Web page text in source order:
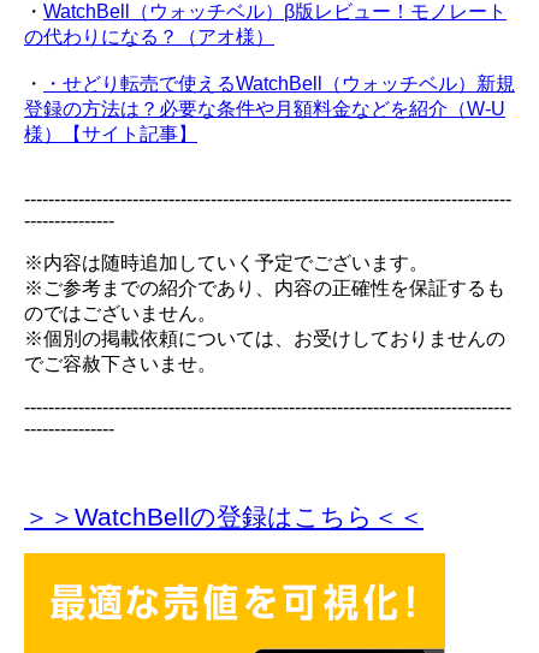
・ WatchBell（ウォッチベル）β版レビュー！モノレート
の代わりになる？（アオ様）
・
・せどり転売で使えるWatchBell（ウォッチベル）新規
登録の方法は？必要な条件や月額料金などを紹介（W-U
様）【サイト記事】
---------------------------------------------------------------------------------
---------------
※内容は随時追加していく予定でございます。
※ご参考までの紹介であり、内容の正確性を保証するも
のではございません。
※個別の掲載依頼については、お受けしておりませんの
でご容赦下さいませ。
---------------------------------------------------------------------------------
---------------
＞＞WatchBellの登録はこちら＜＜